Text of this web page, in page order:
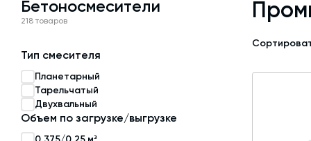
Вакансии
Бетонные заводы (БСУ, РБУ)
Автоматизация бетонного завода (АСУ ТП)
Склады инертных материалов
Растариватели Биг-Бегов
Бетоносмесители
218 товаров
Тип смесителя
Планетарный
Тарельчатый
Двухвальный
Объем по загрузке/выгрузке